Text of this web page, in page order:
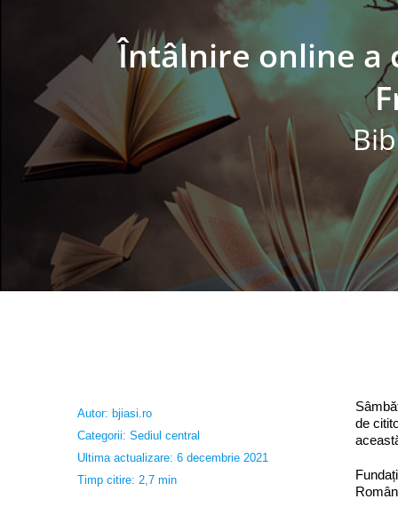
Întâlnire online a
Autor: bjiasi.ro
Categorii: Sediul central
Ultima actualizare: 6 decembrie 2021
Timp citire: 2,7 min
de